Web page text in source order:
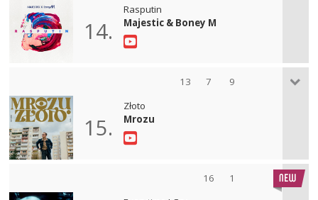
14.
Rasputin
Majestic & Boney M
13 7 9
15.
Złoto
Mrozu
16 1